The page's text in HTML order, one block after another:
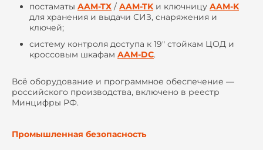
постаматы AAM-TX / AAM-TKи ключницу AAM-K
для хранения и выдачи СИЗ, снаряжения и
ключей;
систему контроля доступа к 19" стойкам ЦОД и
кроссовым шкафам AAM-DC.
Всё оборудование и программное обеспечение —
российского производства, включено в реестр
Минцифры РФ.
Промышленная безопасность